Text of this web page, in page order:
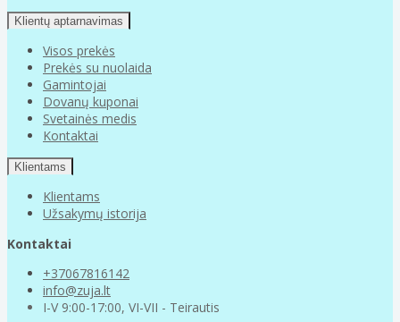
Klientų aptarnavimas
Visos prekės
Prekės su nuolaida
Gamintojai
Dovanų kuponai
Svetainės medis
Kontaktai
Klientams
Klientams
Užsakymų istorija
Kontaktai
+37067816142
info@zuja.lt
I-V 9:00-17:00, VI-VII - Teirautis